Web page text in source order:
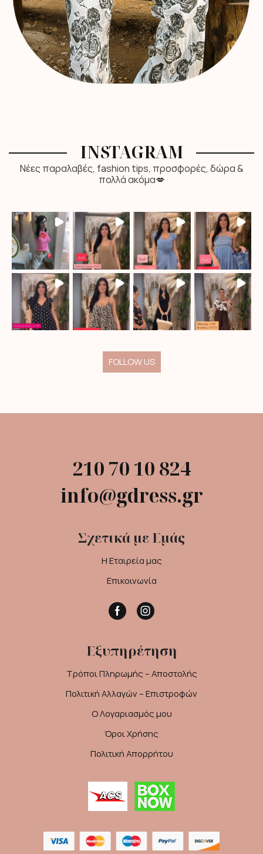
INSTAGRAM
Νέες παραλαβές, fashion tips, προσφορές, δώρα &
πολλά ακόμα💋
FOLLOW US
210 70 10 824
info@gdress.gr
Σχετικά με Εμάς
Η Εταιρεία μας
Επικοινωνία
FacebookInstagram
Εξυπηρέτηση
Τρόποι Πληρωμής – Αποστολής
Πολιτική Αλλαγών – Επιστροφών
Ο Λογαριασμός μου
Όροι Χρήσης
Πολιτική Απορρήτου